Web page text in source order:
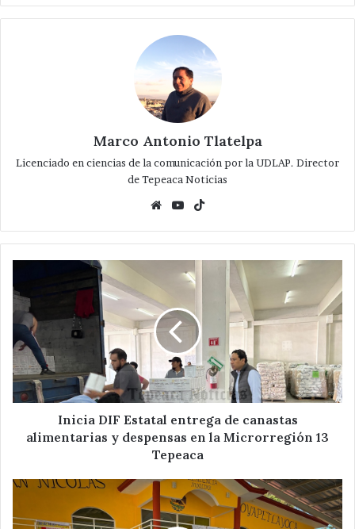
Marco Antonio Tlatelpa
Licenciado en ciencias de la comunicación por la UDLAP. Director
de Tepeaca Noticias
WebsiteYouTube
DIF
Estatal
entrega
canastas
alimentarias
y
despensas
Tepeaca
Inicia DIF Estatal entrega de canastas
alimentarias y despensas en la Microrregión 13
Tepeaca
Encabeza
Juárez